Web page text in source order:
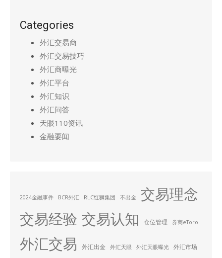
Categories
外汇交易商
外汇交易技巧
外汇商曝光
外汇平台
外汇知识
外汇问答
天眼110资讯
金融要闻
2024金融事件 BCR外汇 RLC红狮集团 不出金
交易理念
交易经验 交易认知 仓位管理 券商eToro
外汇交易 外汇出金 外汇天眼 外汇天眼曝光 外汇市场